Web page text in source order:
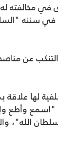
مخالفته
في سننه
التنكب عن
لها علاقة
"اسمع
الله"،